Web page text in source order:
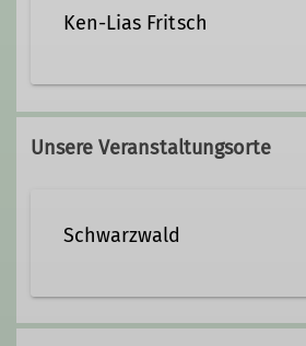
Qualifikationen
Jugendleiter*in
Ken-Lias Fritsch
Qualifikationen
Unsere Veranstaltungsorte
Schwarzwald